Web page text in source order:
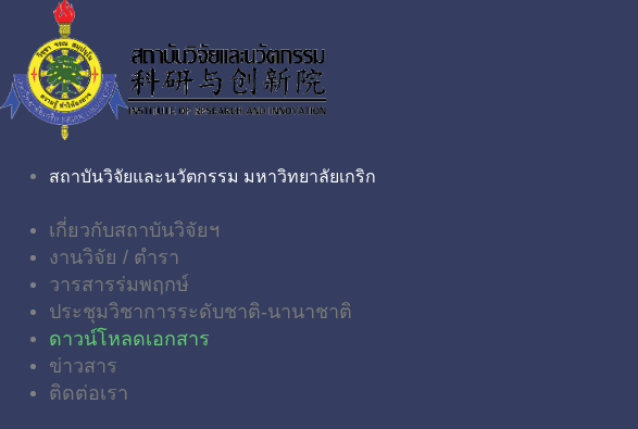
สถาบันวิจัยและนวัตกรรม มหาวิทยาลัยเกริก
เกี่ยวกับสถาบันวิจัยฯ
งานวิจัย / ตำรา
วารสารร่มพฤกษ์
ประชุมวิชาการระดับชาติ-นานาชาติ
ดาวน์โหลดเอกสาร
ข่าวสาร
ติดต่อเรา